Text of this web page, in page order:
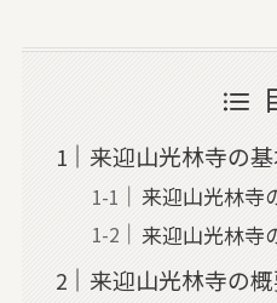
来迎山光林寺の
来迎山光林寺
来迎山光林寺
来迎山光林寺の